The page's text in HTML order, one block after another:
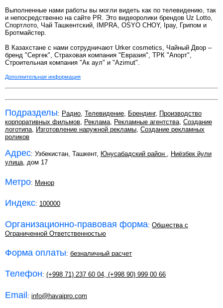
Выполненные нами работы вы могли видеть как по телевидению, так
и непосредственно на сайте PR. Это видеоролики брендов Uz Lotto,
Спортлото, Чай Ташкентский, IMPRA, OSYO CHOY, Ipay, Грипом и
Бротмайстер.
В Казахстане с нами сотрудничают Urker cosmetics, Чайный Двор –
бренд "Сергек", Страховая компания "Евразия", ТРК "Апорт",
Строительная компания "Ак аул" и "Azimut".
Дополнительная информация
Подразделы: Радио, Телевидение, Брендинг, Производство
корпоративных фильмов, Реклама, Рекламные агентства, Создание
логотипа, Изготовление наружной рекламы, Создание рекламных
роликов
Адрес: Узбекистан, Ташкент, Юнусабадский район , Ниёзбек йули
улица, дом 17
Метро: Минор
Индекс: 100000
Организационно-правовая форма: Общества с
Ограниченной Ответственностью
Форма оплаты: безналичный расчет
Телефон: (+998 71) 237 60 04, (+998 90) 999 00 66
Email: info@havaipro.com